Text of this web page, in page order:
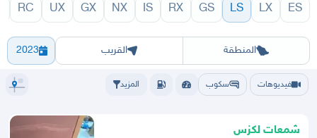
ES
LX
LS
GS
RX
IS
NX
GX
UX
RC
المنطقة
الرياض الشرقيهجده الطايف حائلأبها عسيرالباحة
القريب 2023
LS 1970
فيديوهات سكوب المزيد
شمعات لكزس